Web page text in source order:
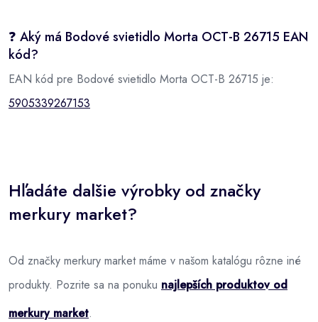
❓ Aký má Bodové svietidlo Morta OCT-B 26715 EAN
kód?
EAN kód pre Bodové svietidlo Morta OCT-B 26715 je:
5905339267153
Hľadáte dalšie výrobky od značky
merkury market?
Od značky merkury market máme v našom katalógu rôzne iné
produkty. Pozrite sa na ponuku najlepších produktov od
merkury market.